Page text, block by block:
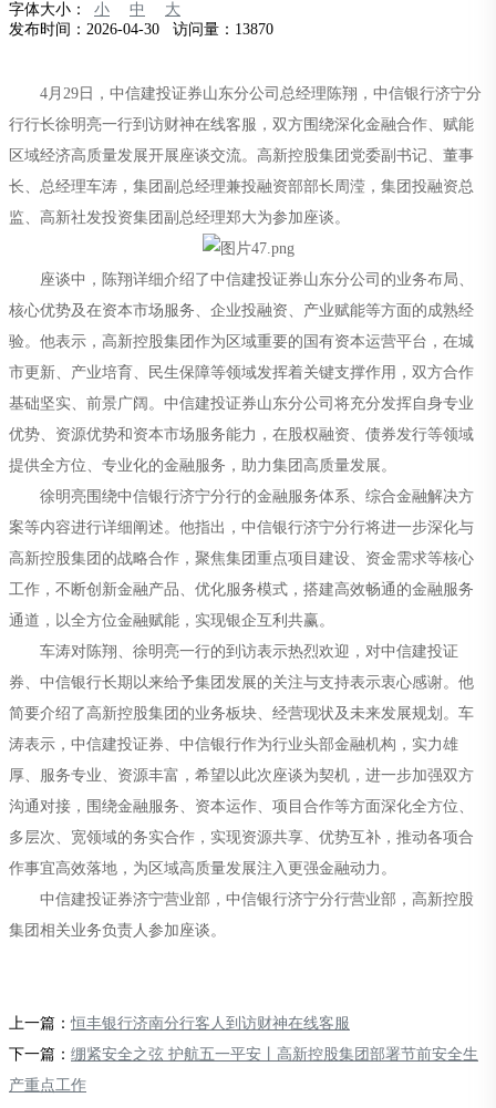
字体大小：
小 中
大
发布时间：2026-04-30 访问量：13870
4月29日，中信建投证券山东分公司总经理陈翔，中信银行济宁分
行行长徐明亮一行到访财神在线客服，双方围绕深化金融合作、赋能
区域经济高质量发展开展座谈交流。高新控股集团党委副书记、董事
长、总经理车涛，集团副总经理兼投融资部部长周滢，集团投融资总
监、高新社发投资集团副总经理郑大为参加座谈。
座谈中，陈翔详细介绍了中信建投证券山东分公司的业务布局、
核心优势及在资本市场服务、企业投融资、产业赋能等方面的成熟经
验。他表示，高新控股集团作为区域重要的国有资本运营平台，在城
市更新、产业培育、民生保障等领域发挥着关键支撑作用，双方合作
基础坚实、前景广阔。中信建投证券山东分公司将充分发挥自身专业
优势、资源优势和资本市场服务能力，在股权融资、债券发行等领域
提供全方位、专业化的金融服务，助力集团高质量发展。
徐明亮围绕中信银行济宁分行的金融服务体系、综合金融解决方
案等内容进行详细阐述。他指出，中信银行济宁分行将进一步深化与
高新控股集团的战略合作，聚焦集团重点项目建设、资金需求等核心
工作，不断创新金融产品、优化服务模式，搭建高效畅通的金融服务
通道，以全方位金融赋能，实现银企互利共赢。
车涛对陈翔、徐明亮一行的到访表示热烈欢迎，对中信建投证
券、中信银行长期以来给予集团发展的关注与支持表示衷心感谢。他
简要介绍了高新控股集团的业务板块、经营现状及未来发展规划。车
涛表示，中信建投证券、中信银行作为行业头部金融机构，实力雄
厚、服务专业、资源丰富，希望以此次座谈为契机，进一步加强双方
沟通对接，围绕金融服务、资本运作、项目合作等方面深化全方位、
多层次、宽领域的务实合作，实现资源共享、优势互补，推动各项合
作事宜高效落地，为区域高质量发展注入更强金融动力。
中信建投证券济宁营业部，中信银行济宁分行营业部，高新控股
集团相关业务负责人参加座谈。
上一篇：恒丰银行济南分行客人到访财神在线客服
下一篇： 绷紧安全之弦 护航五一平安丨高新控股集团部署节前安全生
产重点工作